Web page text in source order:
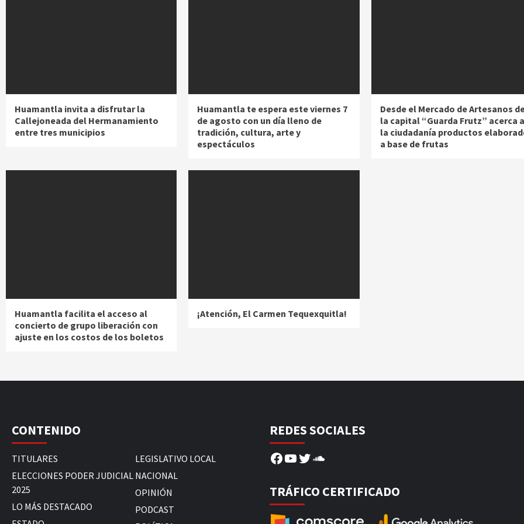
Huamantla invita a disfrutar la
Callejoneada del Hermanamiento
entre tres municipios
Huamantla te espera este viernes 7
de agosto con un día lleno de
tradición, cultura, arte y
espectáculos
Desde el Mercado de Artesanos
la capital “Guarda Frutz” acerca a
la ciudadanía productos
a base de frutas
Huamantla facilita el acceso al
concierto de grupo liberación con
ajuste en los costos de los boletos
¡Atención, El Carmen Tequexquitla!
CONTENIDO
TITULARES
ELECCIONES PODER JUDICIAL
2025
LO MÁS DESTACADO
LEGISLATIVO LOCAL
NACIONAL
OPINIÓN
PODCAST
REDES SOCIALES
Facebook
YouTube
Twitter
SoundCloud
TRÁFICO CERTIFICADO